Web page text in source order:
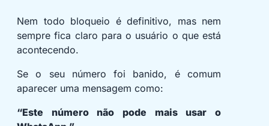
Nem todo bloqueio é definitivo, mas nem
sempre fica claro para o usuário o que está
acontecendo.
Se o seu número foi banido, é comum
aparecer uma mensagem como:
“Este número não pode mais usar o